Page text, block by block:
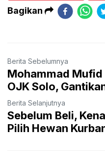
Bagikan
Berita Sebelumnya
Mohammad Mufid
OJK Solo,
Berita Selanjutnya
Sebelum Beli,
Pilih Hewan